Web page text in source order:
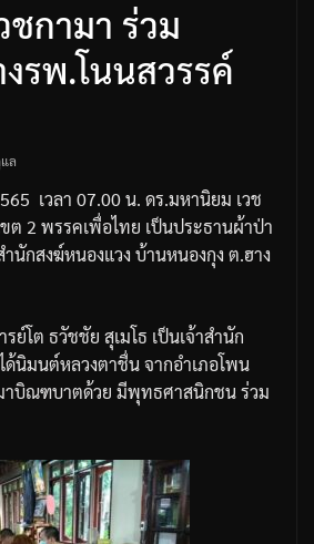
ชกามา ร่วม
รพ.โนนสวรรค์
ล
เวลา 07.00น. ดร.มหานิยม เวช
ขต 2 พรรคเพื่อไทย เป็นประธานผ้าป่า
นักสงฆ์หนองแวง บ้านหนองกุง ต.ฮาง
รย์โต ธวัชชัย สุเมโธ เป็นเจ้าสำนัก
ได้นิมนต์หลวงตาชื่นจากอำเภอโพน
าบิณฑบาตด้วย มีพุทธศาสนิกชนร่วม